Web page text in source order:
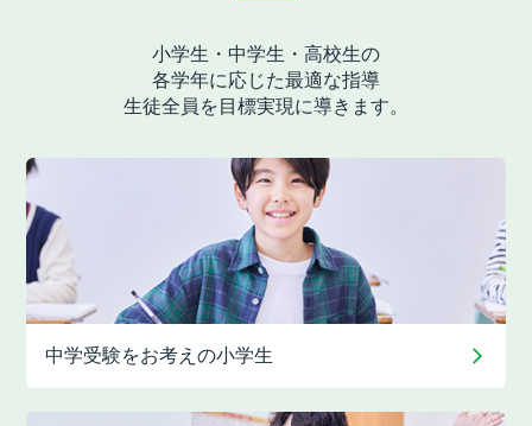
小学生・中学生・高校生の
各学年に応じた最適な指導
生徒全員を目標実現に導きます。
中学受験をお考えの小学生